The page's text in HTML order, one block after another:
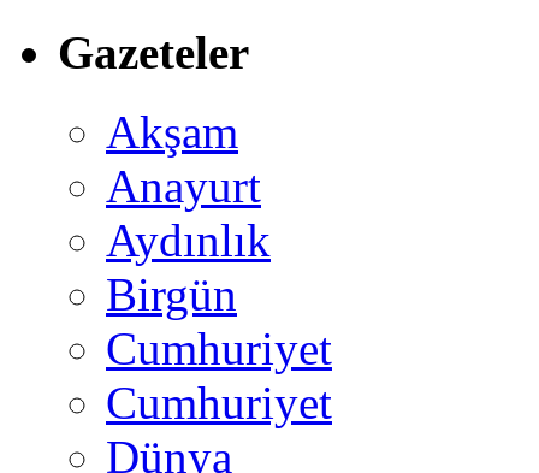
Gazeteler
Akşam
Anayurt
Aydınlık
Birgün
Cumhuriyet
Cumhuriyet
Dünya